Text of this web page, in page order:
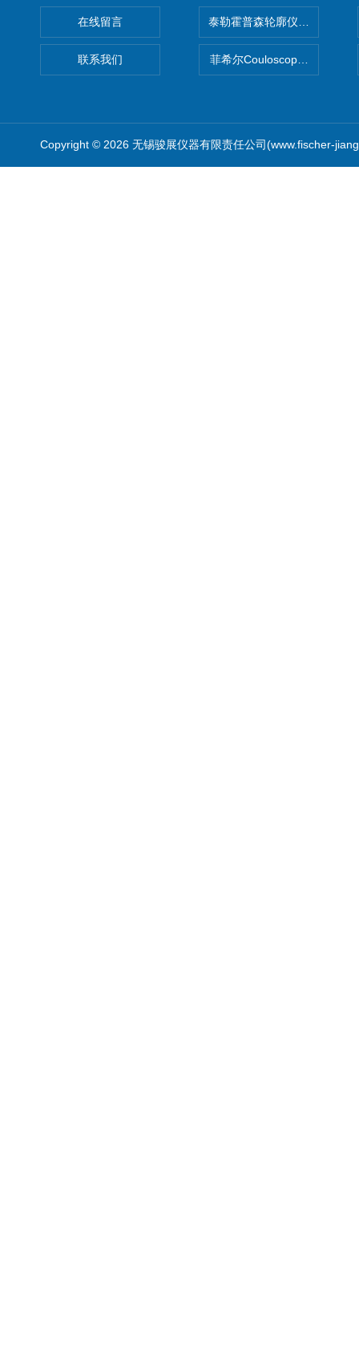
在线留言
联系我们
泰勒霍普森轮廓仪|TAYLOR
菲希尔Couloscope CMS2电
Copyright © 2026 无锡骏展仪器有限责任公司(www.fischer-